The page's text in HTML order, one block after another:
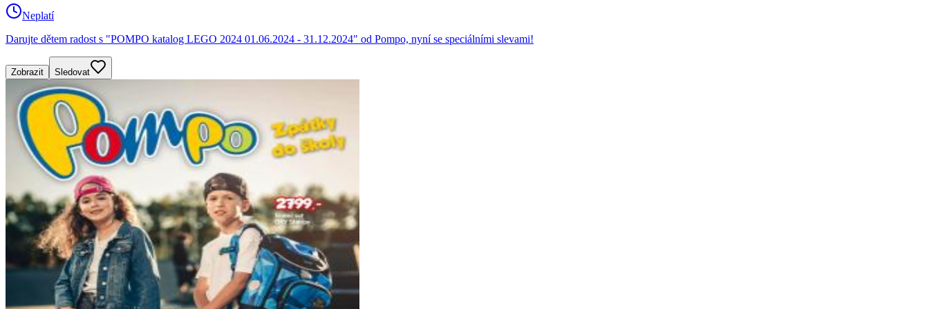
Neplatí
Darujte dětem radost s "POMPO katalog LEGO 2024 01.06.2024 - 31.12.2024" od Pompo, nyní se speciálními slevami!
Zobrazit Sledovat